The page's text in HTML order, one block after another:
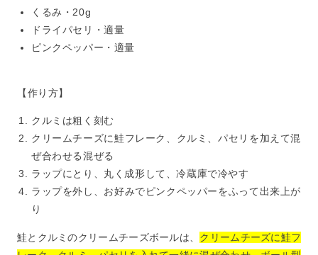
くるみ・20g
ドライパセリ・適量
ピンクペッパー・適量
【作り方】
クルミは粗く刻む
クリームチーズに鮭フレーク、クルミ、パセリを加えて混
ぜ合わせる混ぜる
ラップにとり、丸く成形して、冷蔵庫で冷やす
ラップを外し、お好みでピンクペッパーをふって出来上が
り
鮭とクルミのクリームチーズボールは、 クリームチーズに鮭フ